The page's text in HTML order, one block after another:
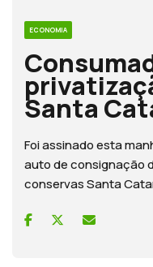
ECONOMIA
Santa
Foi assinado esta
auto de consignação
conservas Santa